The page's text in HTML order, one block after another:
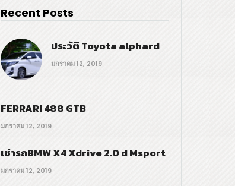
Recent Posts
ประวัติ Toyota alphard
มกราคม 12, 2019
FERRARI 488 GTB
มกราคม 12, 2019
เช่ารถBMW X4 Xdrive 2.0 d Msport
มกราคม 12, 2019